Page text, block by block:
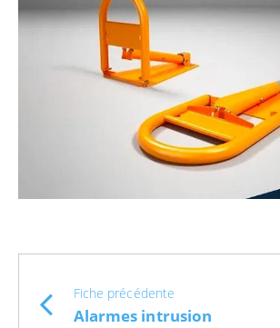
Fiche précédente
Alarmes intrusion